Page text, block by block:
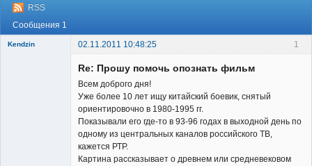
RSS
Сообщения 1
1
Kendzin
02.11.2011 10:48:25
Re: Прошу помочь опознать фильм
Всем доброго дня!
Уже более 10 лет ищу китайский боевик, снятый
ориентировочно в 1980-1995 гг.
Показывали его где-то в 93-96 годах в выходной день по
одному из центральных каналов российского ТВ,
кажется РТР.
Картина рассказывает о древнем или средневековом